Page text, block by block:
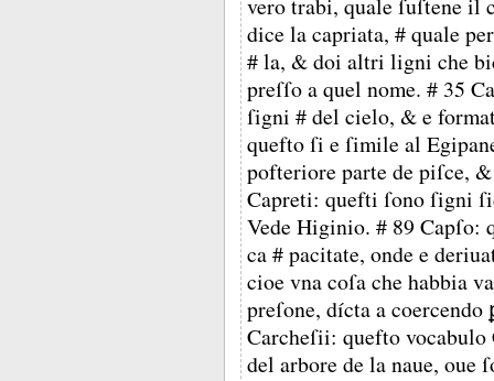
vero trabi, quale ſuſtene
dice la capriata, # quale
# la, & doi altri ligni che
preſſo a quel nome. # 35
ſigni # del cielo, & e
quefto ſi e ſimile al
pofteriore parte de piſce,
Capreti: quefti ſono ſigni
Vede Higinio. # 89 Capſo:
ca # pacitate, onde e
cioe vna coſa che habbia
preſone, dícta a
Carcheſii: quefto vocabulo
del arbore de la naue, oue